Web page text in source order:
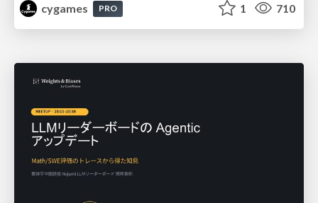
cygames
PRO 1 710